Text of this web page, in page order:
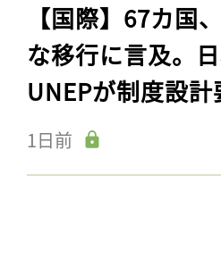
【国際】67カ国
な移行に言及。
UNEPが制度設計
1日前